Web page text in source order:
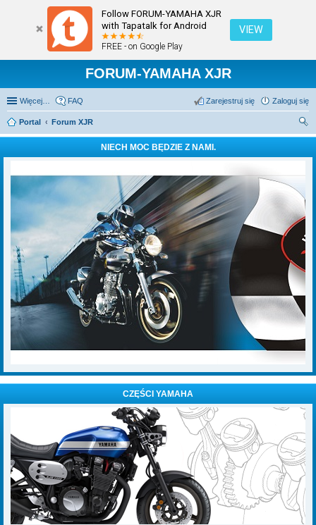
Follow FORUM-YAMAHA XJR
with Tapatalk for Android
FREE - on Google Play
VIEW
FORUM-YAMAHA XJR
Więcej… FAQ Zaloguj się
Zarejestruj się
Portal
Forum XJR
zu
kaj
NIECH MOC BĘDZIE Z NAMI.
CZĘŚCI YAMAHA